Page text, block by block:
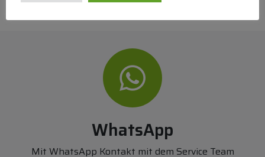
WhatsApp
Mit WhatsApp Kontakt mit dem Service Team